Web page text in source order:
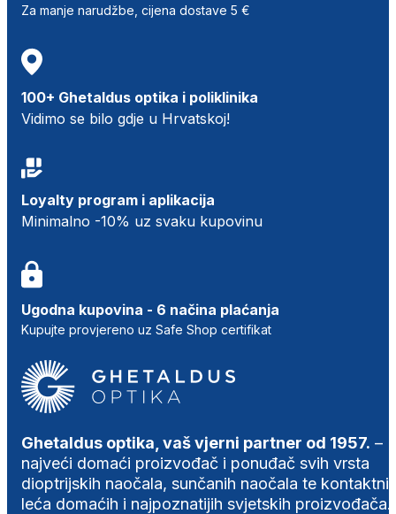
Za manje narudžbe, cijena dostave 5 €
100+ Ghetaldus optika i poliklinika
Vidimo se bilo gdje u Hrvatskoj!
Loyalty program i aplikacija
Minimalno -10% uz svaku kupovinu
Ugodna kupovina - 6 načina plaćanja
Kupujte provjereno uz Safe Shop certifikat
Ghetaldus optika, vaš vjerni partner od 1957. –
najveći domaći proizvođač i ponuđač svih vrsta
dioptrijskih naočala, sunčanih naočala te
leća domaćih i najpoznatijih svjetskih proizvođača.